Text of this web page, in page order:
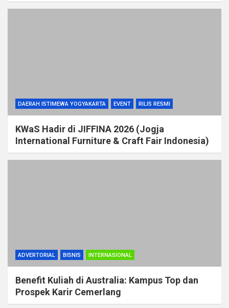
DAERAH ISTIMEWA YOGYAKARTA EVENT RILIS RESMI
KWaS Hadir di JIFFINA 2026 (Jogja
International Furniture & Craft Fair Indonesia)
ADVERTORIAL BISNIS INTERNASIONAL
Benefit Kuliah di Australia: Kampus Top dan
Prospek Karir Cemerlang